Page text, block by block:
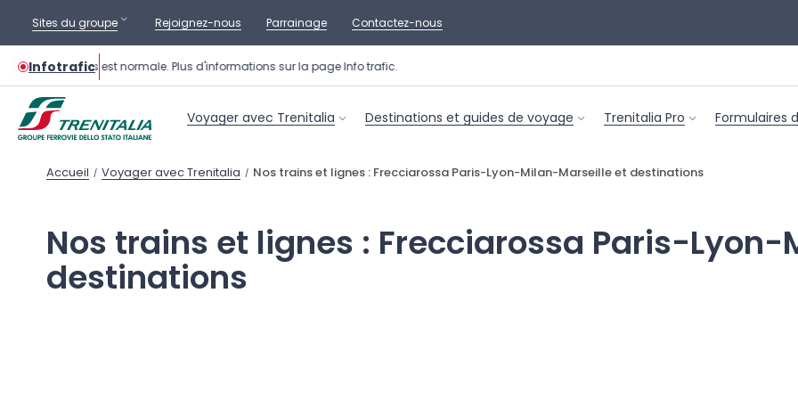
Sites du groupe Rejoignez-nous Parrainage Contactez-nous
Infotrafic
des trains est normale. Plus d'informations sur la page Info trafic.
Voyager avec Trenitalia Destinations et guides de voyage Trenitalia Pro Formulaires
Accueil / Voyager avec Trenitalia / Nos trains et lignes : Frecciarossa Paris-Lyon-Milan-Marseille et destinations
Nos trains et lignes : Frecciarossa Paris-
destinations